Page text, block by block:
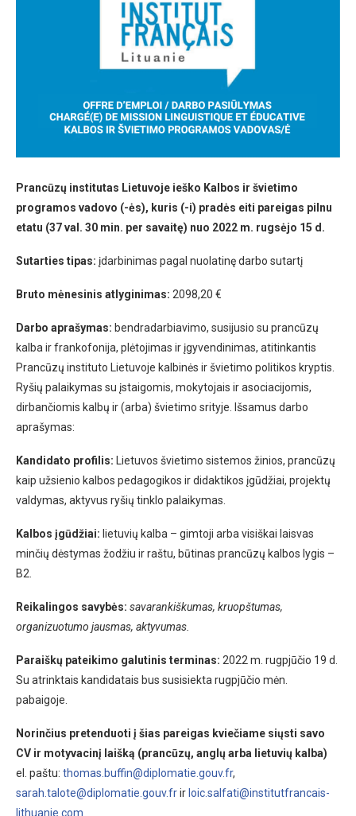
Prancūzų institutas Lietuvoje ieško Kalbos ir švietimo
programos vadovo (-ės), kuris (-i) pradės eiti pareigas pilnu
etatu (37 val. 30 min. per savaitę) nuo 2022 m. rugsėjo 15 d.
Sutarties tipas: įdarbinimas pagal nuolatinę darbo sutartį
Bruto mėnesinis atlyginimas: 2098,20 €
Darbo aprašymas: bendradarbiavimo, susijusio su prancūzų
kalba ir frankofonija, plėtojimas ir įgyvendinimas, atitinkantis
Prancūzų instituto Lietuvoje kalbinės ir švietimo politikos kryptis.
Ryšių palaikymas su įstaigomis, mokytojais ir asociacijomis,
dirbančiomis kalbų ir (arba) švietimo srityje. Išsamus darbo
aprašymas:
Kandidato profilis: Lietuvos švietimo sistemos žinios, prancūzų
kaip užsienio kalbos pedagogikos ir didaktikos įgūdžiai, projektų
valdymas, aktyvus ryšių tinklo palaikymas.
Kalbos įgūdžiai: lietuvių kalba – gimtoji arba visiškai laisvas
minčių dėstymas žodžiu ir raštu, būtinas prancūzų kalbos lygis –
B2.
Reikalingos savybės: savarankiškumas, kruopštumas,
organizuotumo jausmas, aktyvumas.
Paraiškų pateikimo galutinis terminas: 2022 m. rugpjūčio 19 d.
Su atrinktais kandidatais bus susisiekta rugpjūčio mėn.
pabaigoje.
Norinčius pretenduoti į šias pareigas kviečiame siųsti savo
CV ir motyvacinį laišką (prancūzų, anglų arba lietuvių kalba)
el. paštu: thomas.buffin@diplomatie.gouv.fr,
sarah.talote@diplomatie.gouv.frir loic.salfati@institutfrancais-
lithuanie.com